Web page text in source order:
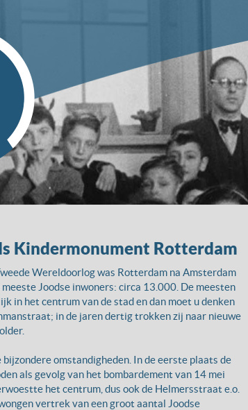
Kindermonument Rotterdam
Wereldoorlog was Rotterdam na Amsterdam
Joodse inwoners: circa 13.000. De meesten
in het centrum van de stad en dan moet u denken
in de jaren dertig trokken zij naar nieuwe
omstandigheden. In de eerste plaats de
als gevolg van het bombardement van 14 mei
het centrum, dus ook de Helmersstraat e.o.
vertrek van een groot aantal Joodse